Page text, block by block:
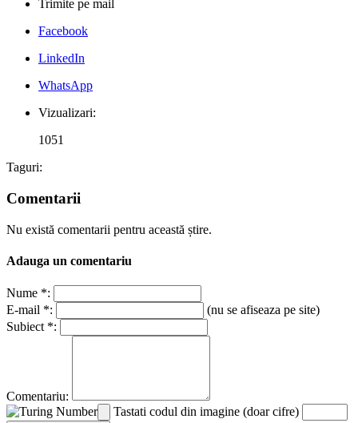
Trimite pe mail
Facebook
LinkedIn
WhatsApp
Vizualizari:
1051
Taguri:
Comentarii
Nu există comentarii pentru această știre.
Adauga un comentariu
Nume *:
E-mail *:
(nu se afiseaza pe site)
Subiect *:
Comentariu:
Tastati codul din imagine (doar cifre)